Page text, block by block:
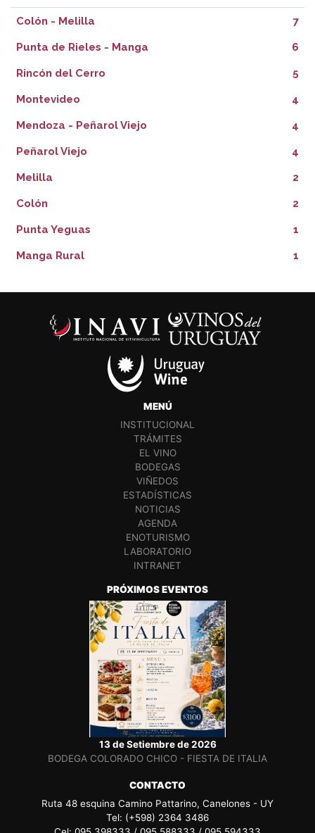
Colón - Melilla 7
Punta de Rieles - Manga 6
Rincón del Cerro 5
Montevideo 4
Mendoza - Peñarol Viejo 4
Peñarol Viejo 4
Melilla 2
Colón 2
Punta Yeguas 1
Manga Rural 1
MENÚ
INSTITUCIONAL
TRÁMITES
EL VINO
BODEGAS
VIÑEDOS
ESTADÍSTICAS
NOTICIAS
AGENDA
ENOTURISMO
LABORATORIO
INTRANET
PRÓXIMOS EVENTOS
13 de Setiembre de 2026
BODEGA COLORADO CHICO - FIESTA DE ITALIA
CONTACTO
Ruta 48 esquina Camino Pattarino, Canelones - UY
Tel: (+598) 2364 3486